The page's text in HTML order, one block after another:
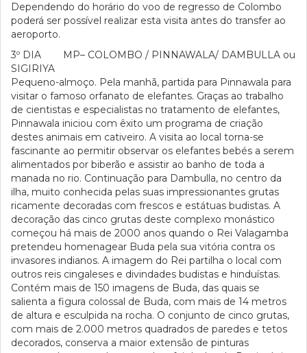
Dependendo do horário do voo de regresso de Colombo
poderá ser possível realizar esta visita antes do transfer ao
aeroporto.
3º DIA MP– COLOMBO / PINNAWALA/ DAMBULLA ou
SIGIRIYA
Pequeno-almoço. Pela manhã, partida para Pinnawala para
visitar o famoso orfanato de elefantes. Graças ao trabalho
de cientistas e especialistas no tratamento de elefantes,
Pinnawala iniciou com êxito um programa de criação
destes animais em cativeiro. A visita ao local torna-se
fascinante ao permitir observar os elefantes bebés a serem
alimentados por biberão e assistir ao banho de toda a
manada no rio. Continuação para Dambulla, no centro da
ilha, muito conhecida pelas suas impressionantes grutas
ricamente decoradas com frescos e estátuas budistas. A
decoração das cinco grutas deste complexo monástico
começou há mais de 2000 anos quando o Rei Valagamba
pretendeu homenagear Buda pela sua vitória contra os
invasores indianos. A imagem do Rei partilha o local com
outros reis cingaleses e divindades budistas e hinduístas.
Contém mais de 150 imagens de Buda, das quais se
salienta a figura colossal de Buda, com mais de 14 metros
de altura e esculpida na rocha. O conjunto de cinco grutas,
com mais de 2.000 metros quadrados de paredes e tetos
decorados, conserva a maior extensão de pinturas